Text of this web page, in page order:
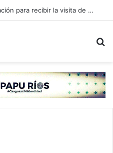
Jair Bolsonaro pide autorización para recibir la visita de sus hijos en el Día del Padre